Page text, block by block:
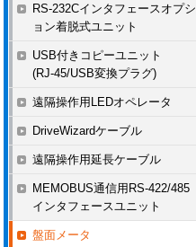
RS-232Cインタフェースオプシ
ョン着脱式ユニット
USB付きコピーユニット
(RJ-45/USB変換プラグ)
遠隔操作用LEDオペレータ
DriveWizardケーブル
遠隔操作用延長ケーブル
MEMOBUS通信用RS-422/485
インタフェースユニット
盤面メータ